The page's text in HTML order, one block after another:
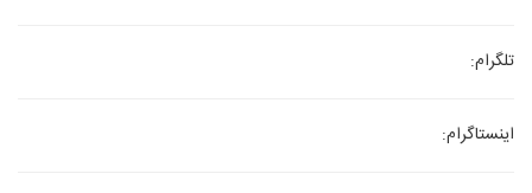
تلگرام:
اینستاگرام: